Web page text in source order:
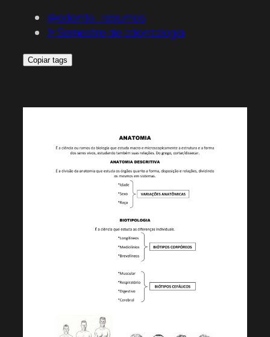
@odonto_resumos
1º Semestre de odontologia
Copiar tags